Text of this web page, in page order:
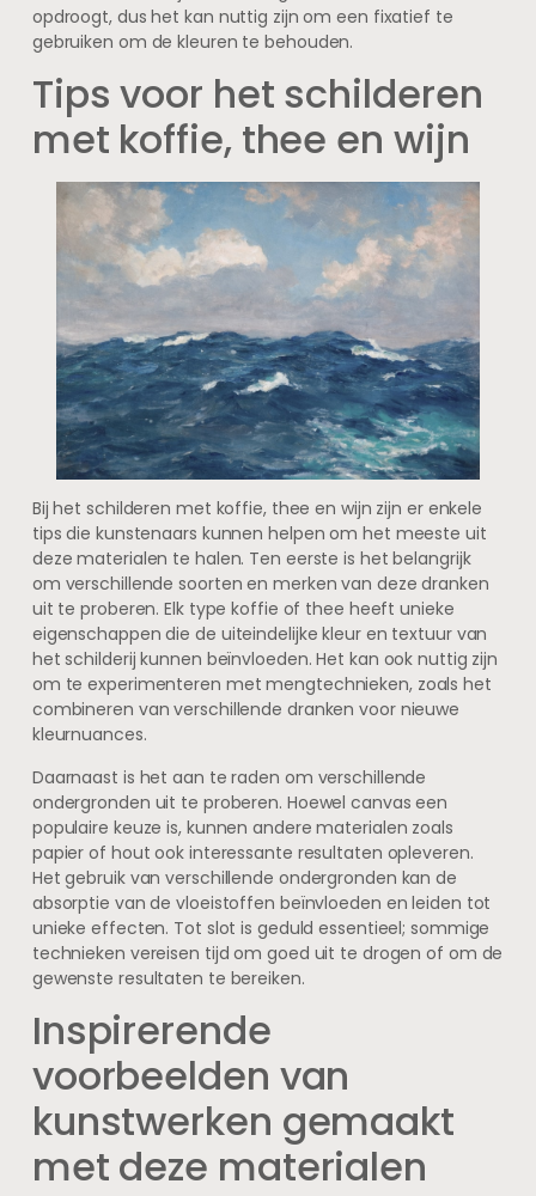
opdroogt, dus het kan nuttig zijn om een fixatief te
gebruiken om de kleuren te behouden.
Tips voor het schilderen
met koffie, thee en wijn
Bij het schilderen met koffie, thee en wijn zijn er enkele
tips die kunstenaars kunnen helpen om het meeste uit
deze materialen te halen. Ten eerste is het belangrijk
om verschillende soorten en merken van deze dranken
uit te proberen. Elk type koffie of thee heeft unieke
eigenschappen die de uiteindelijke kleur en textuur van
het schilderij kunnen beïnvloeden. Het kan ook nuttig zijn
om te experimenteren met mengtechnieken, zoals het
combineren van verschillende dranken voor nieuwe
kleurnuances.
Daarnaast is het aan te raden om verschillende
ondergronden uit te proberen. Hoewel canvas een
populaire keuze is, kunnen andere materialen zoals
papier of hout ook interessante resultaten opleveren.
Het gebruik van verschillende ondergronden kan de
absorptie van de vloeistoffen beïnvloeden en leiden tot
unieke effecten. Tot slot is geduld essentieel; sommige
technieken vereisen tijd om goed uit te drogen of om de
gewenste resultaten te bereiken.
Inspirerende
voorbeelden van
kunstwerken gemaakt
met deze materialen